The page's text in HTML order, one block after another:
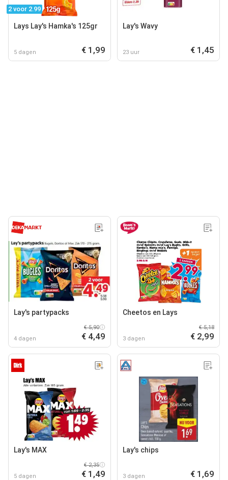
2 voor 2.99
Lays Lay's Hamka's 125gr
5 dagen € 1,99
Lay's Wavy
23 uur € 1,45
Lay's partypacks
4 dagen
€ 5,90
€ 4,49
Cheetos en Lays
3 dagen
€ 5,18
€ 2,99
Lay's MAX
5 dagen
€ 2,35
€ 1,49
Lay's chips
3 dagen € 1,69